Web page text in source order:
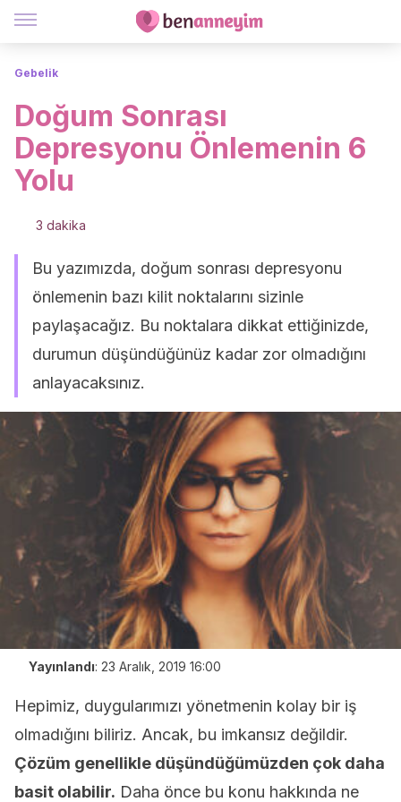
Gebelik
Doğum Sonrası
Depresyonu Önlemenin 6
Yolu
3 dakika
Bu yazımızda, doğum sonrası depresyonu
önlemenin bazı kilit noktalarını sizinle
paylaşacağız. Bu noktalara dikkat ettiğinizde,
durumun düşündüğünüz kadar zor olmadığını
anlayacaksınız.
Yayınlandı: 23 Aralık, 2019 16:00
Hepimiz, duygularımızı yönetmenin kolay bir iş
olmadığını biliriz. Ancak, bu imkansız değildir.
Çözüm genellikle düşündüğümüzden çok daha
basit olabilir. Daha önce bu konu hakkında ne